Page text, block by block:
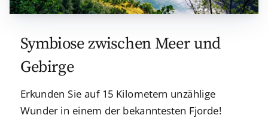
Symbiose zwischen Meer und
Gebirge
Erkunden Sie auf 15 Kilometern unzählige
Wunder in einem der bekanntesten Fjorde!